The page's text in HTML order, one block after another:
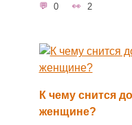
0 2
К чему снится
женщине?